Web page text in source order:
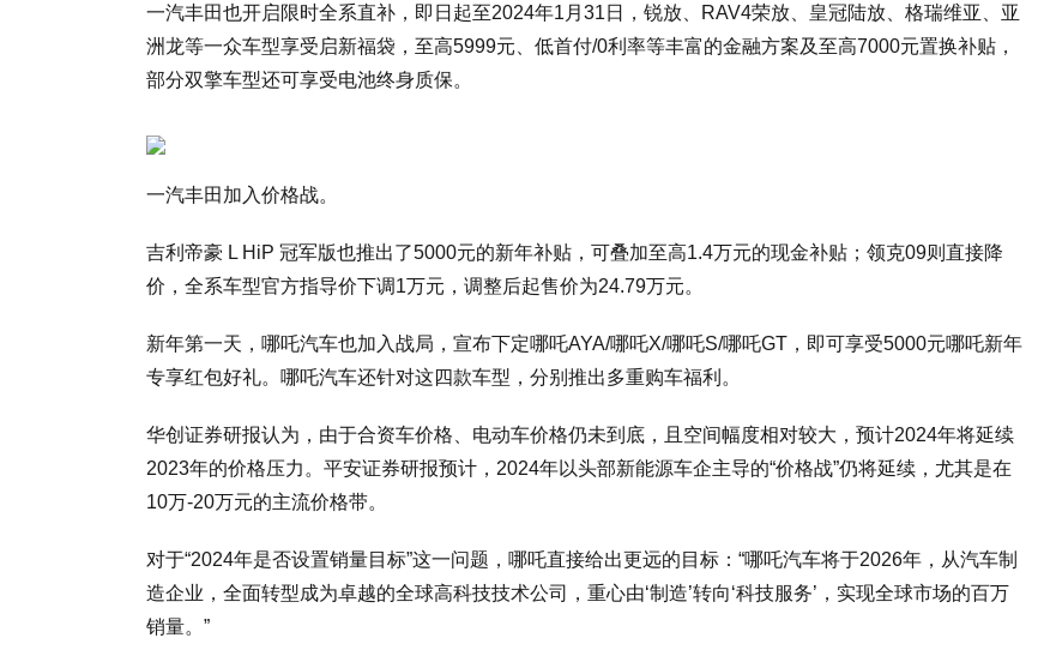
一汽丰田也开启限时全系直补，即日起至2024年1月31日，锐放、RAV4荣放、皇冠陆放、格瑞维亚、亚
洲龙等一众车型享受启新福袋，至高5999元、低首付/0利率等丰富的金融方案及至高7000元置换补贴，
部分双擎车型还可享受电池终身质保。
一汽丰田加入价格战。
吉利帝豪 L HiP 冠军版也推出了5000元的新年补贴，可叠加至高1.4万元的现金补贴；领克09则直接降
价，全系车型官方指导价下调1万元，调整后起售价为24.79万元。
新年第一天，哪吒汽车也加入战局，宣布下定哪吒AYA/哪吒X/哪吒S/哪吒GT，即可享受5000元哪吒新年
专享红包好礼。哪吒汽车还针对这四款车型，分别推出多重购车福利。
华创证券研报认为，由于合资车价格、电动车价格仍未到底，且空间幅度相对较大，预计2024年将延续
2023年的价格压力。平安证券研报预计，2024年以头部新能源车企主导的“价格战”仍将延续，尤其是在
10万-20万元的主流价格带。
对于“2024年是否设置销量目标”这一问题，哪吒直接给出更远的目标：“哪吒汽车将于2026年，从汽车制
造企业，全面转型成为卓越的全球高科技技术公司，重心由‘制造’转向‘科技服务’，实现全球市场的百万
销量。”